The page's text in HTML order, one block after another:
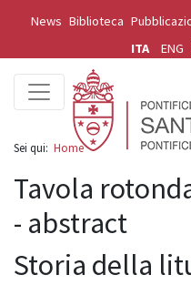
News Biblioteca
ITA
ENG
Sei qui: Home
Tavola
- abstract
Storia della